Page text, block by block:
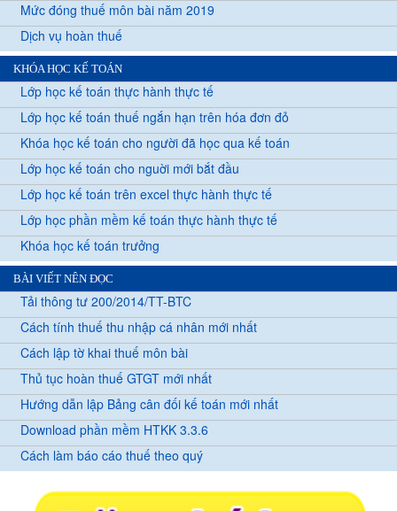
Mức đóng thuế môn bài năm 2019
Dịch vụ hoàn thuế
KHÓA HỌC KẾ TOÁN
Lớp học kế toán thực hành thực tế
Lớp học kế toán thuế ngắn hạn trên hóa đơn đỏ
Khóa học kế toán cho người đã học qua kế toán
Lớp học kế toán cho nguời mới bắt đầu
Lớp học kế toán trên excel thực hành thực tế
Lớp học phần mềm kế toán thực hành thực tế
Khóa học kế toán trưởng
BÀI VIẾT NÊN ĐỌC
Tải thông tư 200/2014/TT-BTC
Cách tính thuế thu nhập cá nhân mới nhất
Cách lập tờ khai thuế môn bài
Thủ tục hoàn thuế GTGT mới nhất
Hướng dẫn lập Bảng cân đối kế toán mới nhất
Download phần mềm HTKK 3.3.6
Cách làm báo cáo thuế theo quý